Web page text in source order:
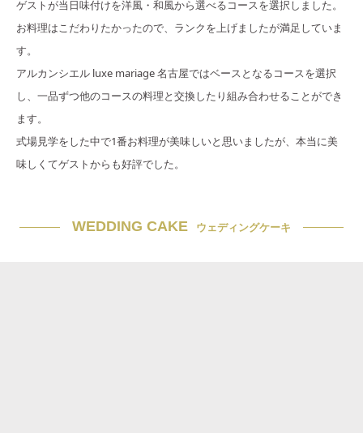
ゲストが当日味付けを洋風・和風から選べるコースを選択しました。
お料理はこだわりたかったので、ランクを上げましたが満足していま
す。
アルカンシエル luxe mariage 名古屋ではベースとなるコースを選択
し、一品ずつ他のコースの料理と交換したり組み合わせることができ
ます。
式場見学をした中で1番お料理が美味しいと思いましたが、本当に美
味しくてゲストからも好評でした。
WEDDING CAKE ウェディングケーキ